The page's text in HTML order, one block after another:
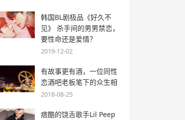
韩国BL剧极品《好久不
见》 杀手间的男男禁恋，
要性命还是爱情？
2019-12-02
有故事更有酒，一位同性
恋酒吧老板笔下的众生相
2018-08-25
痞酷的饶舌歌手Lil Peep